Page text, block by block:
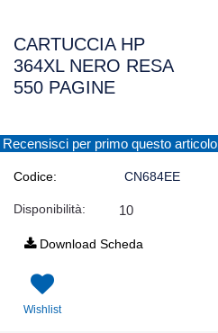
CARTUCCIA HP
364XL NERO RESA
550 PAGINE
Recensisci per primo questo articolo
Codice: CN684EE
Disponibilità: 10
Download Scheda
Wishlist